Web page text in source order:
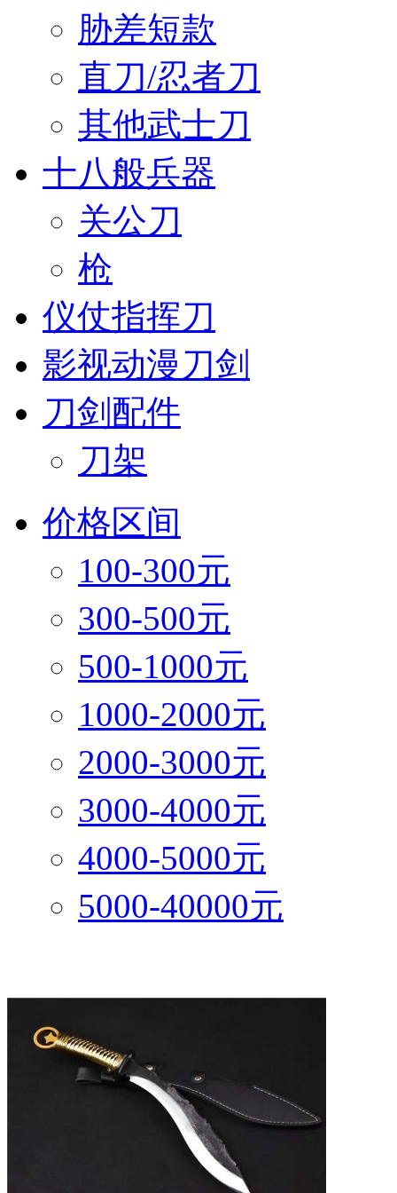
胁差短款
直刀/忍者刀
其他武士刀
十八般兵器
关公刀
枪
仪仗指挥刀
影视动漫刀剑
刀剑配件
刀架
价格区间
100-300元
300-500元
500-1000元
1000-2000元
2000-3000元
3000-4000元
4000-5000元
5000-40000元